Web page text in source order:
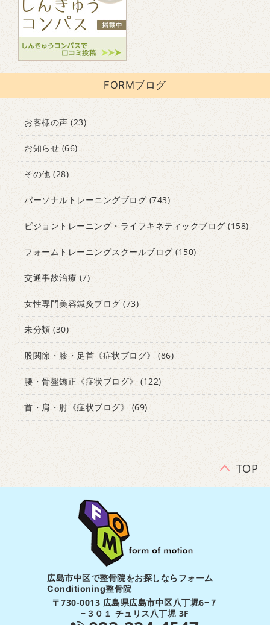
FORMブログ
お客様の声 (23)
お知らせ (66)
その他 (28)
パーソナルトレーニングブログ (743)
ビジョントレーニング・ライフキネティックブログ (158)
フォームトレーニングスクールブログ (150)
交通事故治療 (7)
女性専門美容鍼灸ブログ (73)
未分類 (30)
股関節・膝・足首《症状ブログ》 (86)
腰・骨盤矯正《症状ブログ》 (122)
首・肩・肘《症状ブログ》 (69)
TOP
広島市中区で整骨院をお探しならフォーム
Conditioning整骨院
〒730-0013 広島県広島市中区八丁堀6−７
−３０１ チュリス八丁堀 3F